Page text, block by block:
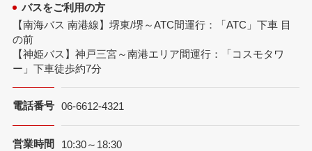
バスをご利用の方
【南海バス 南港線】堺東/堺～ATC間運行：「ATC」下車 目
の前
【神姫バス】神戸三宮～南港エリア間運行：「コスモタワ
ー」下車徒歩約7分
電話番号 06-6612-4321
営業時間 10:30～18:30